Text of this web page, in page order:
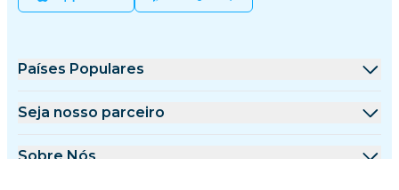
Países Populares
Estados Unidos
Seja nosso parceiro
Plataforma de Atacado
Sobre Nós